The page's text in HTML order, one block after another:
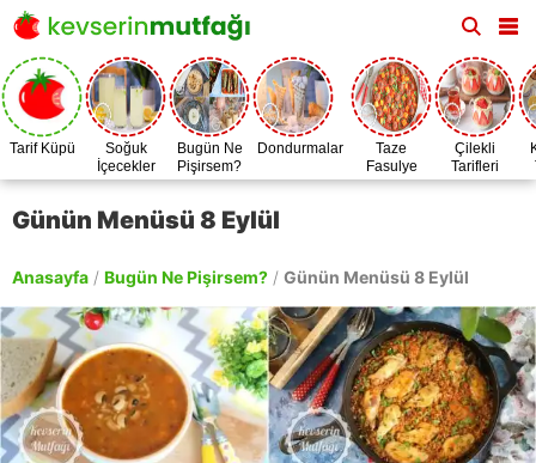
Tarif Küpü
Soğuk
İçecekler
Bugün Ne
Pişirsem?
Dondurmalar
Taze
Fasulye
Zamanı
Çilekli
Tarifleri
Günün Menüsü 8 Eylül
Anasayfa / Bugün Ne Pişirsem? / Günün Menüsü 8 Eylül